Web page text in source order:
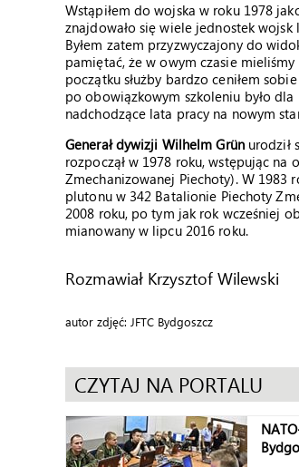
Wstąpiłem do wojska w roku 1978
znajdowało się wiele jednostek wojsk
Byłem zatem przyzwyczajony do
pamiętać, że w owym czasie
początku służby bardzo ceniłem
po obowiązkowym szkoleniu było dla
nadchodzące lata pracy na nowym
Generał dywizji Wilhelm Grünurodził
rozpoczął w 1978 roku, wstępując
Zmechanizowanej Piechoty). W 1983
plutonu w 342 Batalionie Piechoty
2008 roku, po tym jak rok wcześniej
mianowany w lipcu 2016 roku.
Rozmawiał Krzysztof Wilewski
autor zdjęć: JFTC Bydgoszcz
CZYTAJ NA PORTALU